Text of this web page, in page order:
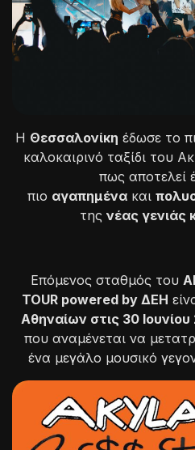
Η Θεσσαλονίκη έδωσε το
καλοκαιρινό ταξίδι του
πως αποτελεί
πιο αγαπημένακαι
της νέας γενιάς
Επόμενος σταθμός του
TOUR powered by ΔΕΗ
Αθηναίων στις 30
που αναμένεται να
ένα μεγάλο μουσικό